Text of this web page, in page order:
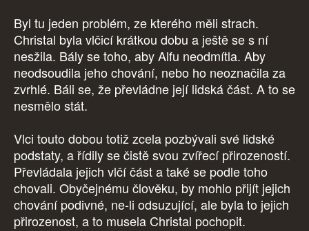
Byl tu jeden problém, ze kterého měli strach.
Christal byla vlčicí krátkou dobu a ještě se s ní
nesžila. Bály se toho, aby Alfu neodmítla. Aby
neodsoudila jeho chování, nebo ho neoznačila za
zvrhlé. Báli se, že převládne její lidská část. A to se
nesmělo stát.
Vlci touto dobou totiž zcela pozbývali své lidské
podstaty, a řídily se čistě svou zvířecí přirozeností.
Převládala jejich vlčí část a také se podle toho
chovali. Obyčejnému člověku, by mohlo přijít jejich
chování podivné, ne-li odsuzující, ale byla to jejich
přirozenost, a to musela Christal pochopit.